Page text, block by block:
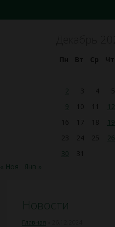
Пн Вт Ср Чт
2
3 4 5
9
10 11 12
16
17 18 19
23
24 25 26
30
31
« Ноя
Янв »
Новости
Главная